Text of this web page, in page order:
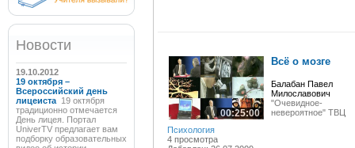
Новости
19.10.2012
19 октября –
Всероссийский день
лицеиста 19 октября
традиционно отмечается
День лицея. Портал
UniverTV предлагает вам
подборку образовательных
00:25:00
Психология
4 просмотра
Всё о мозге
Балабан Павел
Милославович
"Очевидное-
невероятное" ТВЦ